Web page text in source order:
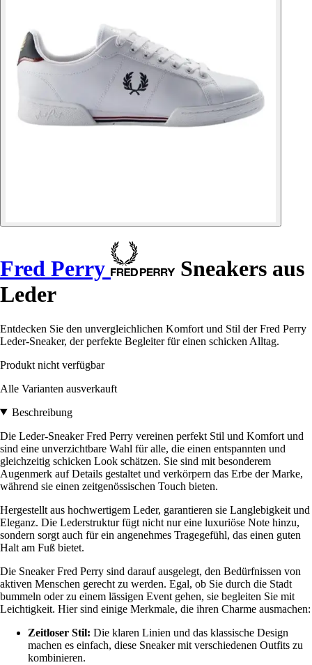
Fred Perry
Sneakers aus
Leder
Entdecken Sie den unvergleichlichen Komfort und Stil der Fred Perry
Leder-Sneaker, der perfekte Begleiter für einen schicken Alltag.
Produkt nicht verfügbar
Alle Varianten ausverkauft
Beschreibung
Die Leder-Sneaker Fred Perry vereinen perfekt Stil und Komfort und
sind eine unverzichtbare Wahl für alle, die einen entspannten und
gleichzeitig schicken Look schätzen. Sie sind mit besonderem
Augenmerk auf Details gestaltet und verkörpern das Erbe der Marke,
während sie einen zeitgenössischen Touch bieten.
Hergestellt aus hochwertigem Leder, garantieren sie Langlebigkeit und
Eleganz. Die Lederstruktur fügt nicht nur eine luxuriöse Note hinzu,
sondern sorgt auch für ein angenehmes Tragegefühl, das einen guten
Halt am Fuß bietet.
Die Sneaker Fred Perry sind darauf ausgelegt, den Bedürfnissen von
aktiven Menschen gerecht zu werden. Egal, ob Sie durch die Stadt
bummeln oder zu einem lässigen Event gehen, sie begleiten Sie mit
Leichtigkeit. Hier sind einige Merkmale, die ihren Charme ausmachen:
Zeitloser Stil: Die klaren Linien und das klassische Design
machen es einfach, diese Sneaker mit verschiedenen Outfits zu
kombinieren.